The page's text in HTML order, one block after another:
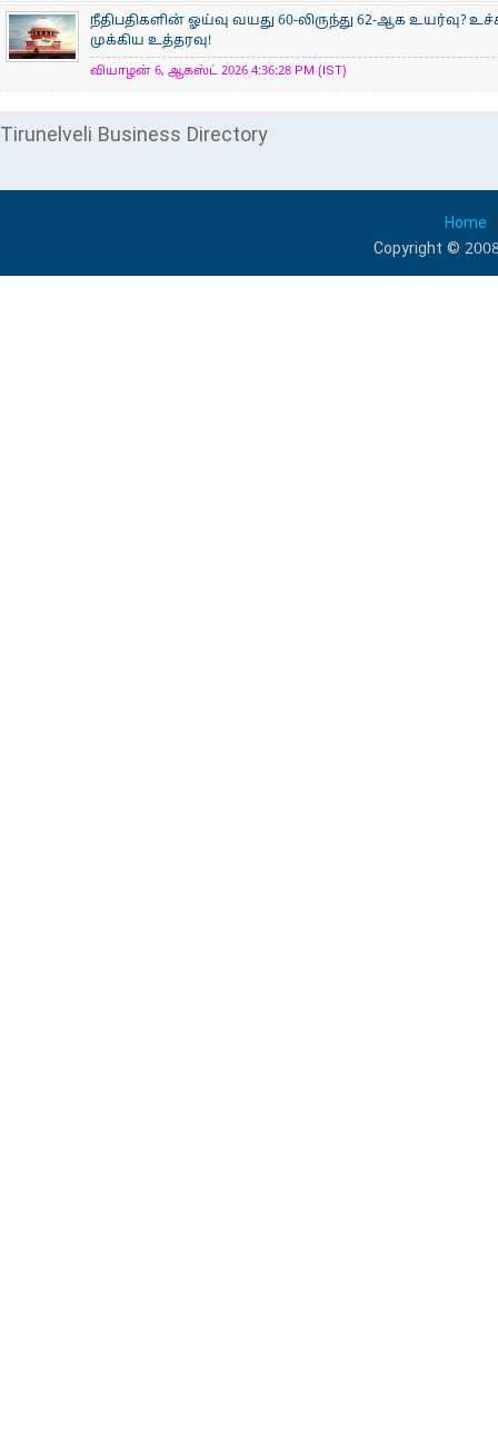
நீதிபதிகளின் ஓய்வு வயது 60-லிருந்து 62-ஆக உயர்வு?
முக்கிய உத்தரவு!
வியாழன் 6, ஆகஸ்ட் 2026 4:36:28 PM (IST)
Tirunelveli Business Directory
Home
Copyright ©